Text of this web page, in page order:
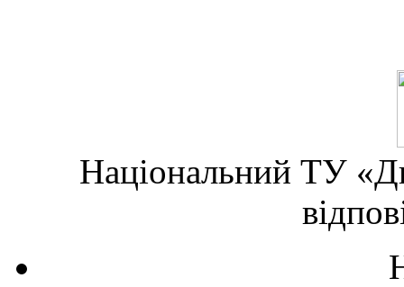
Національний ТУ